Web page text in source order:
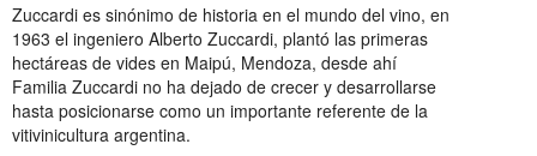
Zuccardi es sinónimo de historia en el mundo del vino, en
1963 el ingeniero Alberto Zuccardi, plantó las primeras
hectáreas de vides en Maipú, Mendoza, desde ahí
Familia Zuccardi no ha dejado de crecer y desarrollarse
hasta posicionarse como un importante referente de la
vitivinicultura argentina.